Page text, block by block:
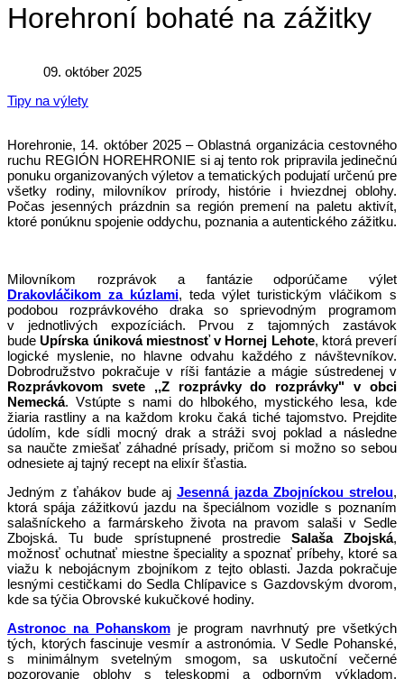
Horehroní bohaté na zážitky
09. október 2025
Tipy na výlety
Horehronie, 14. október 2025 – Oblastná organizácia cestovného
ruchu REGIÓN HOREHRONIE si aj tento rok pripravila jedinečnú
ponuku organizovaných výletov a tematických podujatí určenú pre
všetky rodiny, milovníkov prírody, histórie i hviezdnej oblohy.
Počas jesenných prázdnin sa región premení na paletu aktivít,
ktoré ponúknu spojenie oddychu, poznania a autentického zážitku.
Milovníkom rozprávok a fantázie odporúčame výlet
Drakovláčikom za kúzlami, teda výlet turistickým vláčikom s
podobou rozprávkového draka so sprievodným programom
v jednotlivých expozíciách. Prvou z tajomných zastávok
budeUpírska úniková miestnosť v Hornej Lehote, ktorá preverí
logické myslenie, no hlavne odvahu každého z návštevníkov.
Dobrodružstvo pokračuje v ríši fantázie a mágie sústredenej v
Rozprávkovom svete ,,Z rozprávky do rozprávky" v obci
Nemecká. Vstúpte s nami do hlbokého, mystického lesa, kde
žiaria rastliny a na každom kroku čaká tiché tajomstvo. Prejdite
údolím, kde sídli mocný drak a stráži svoj poklad a následne
sa naučte zmiešať záhadné prísady, pričom si možno so sebou
odnesiete aj tajný recept na elixír šťastia.
Jedným z ťahákov bude aj Jesenná jazda Zbojníckou strelou,
ktorá spája zážitkovú jazdu na špeciálnom vozidle s poznaním
salašníckeho a farmárskeho života na pravom salaši v Sedle
Zbojská. Tu bude sprístupnené prostredie Salaša Zbojská,
možnosť ochutnať miestne špeciality a spoznať príbehy, ktoré sa
viažu k nebojácnym zbojníkom z tejto oblasti. Jazda pokračuje
lesnými cestičkami do Sedla Chlípavice s Gazdovským dvorom,
kde sa týčia Obrovské kukučkové hodiny.
Astronoc na Pohanskomje program navrhnutý pre všetkých
tých, ktorých fascinuje vesmír a astronómia. V Sedle Pohanské,
s minimálnym svetelným smogom, sa uskutoční večerné
pozorovanie oblohy s teleskopmi a odborným výkladom.